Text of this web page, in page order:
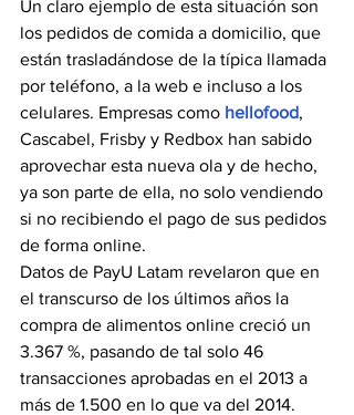
Un claro ejemplo de esta situación son
los pedidos de comida a domicilio, que
están trasladándose de la típica llamada
por teléfono, a la web e incluso a los
celulares. Empresas como hellofood,
Cascabel, Frisby y Redbox han sabido
aprovechar esta nueva ola y de hecho,
ya son parte de ella, no solo vendiendo
si no recibiendo el pago de sus pedidos
de forma online.
Datos de PayU Latam revelaron que en
el transcurso de los últimos años la
compra de alimentos online creció un
3.367 %, pasando de tal solo 46
transacciones aprobadas en el 2013 a
más de 1.500 en lo que va del 2014.